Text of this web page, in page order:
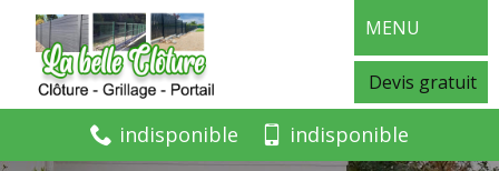
MENU
Devis gratuit
indisponible indisponible